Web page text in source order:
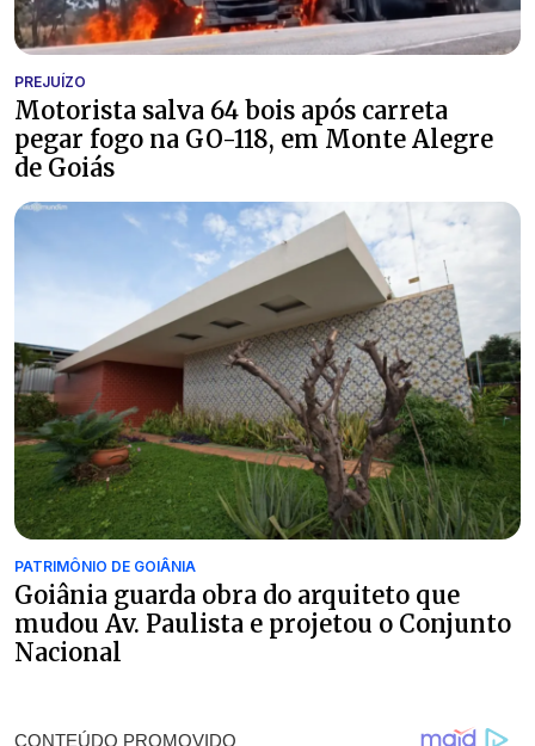
PREJUÍZO
Motorista salva 64 bois após carreta
pegar fogo na GO-118, em Monte Alegre
de Goiás
PATRIMÔNIO DE GOIÂNIA
Goiânia guarda obra do arquiteto que
mudou Av. Paulista e projetou o Conjunto
Nacional